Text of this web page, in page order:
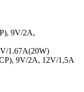
9V/2A,
1.67A(20W)
9V/2A, 12V/1,5A